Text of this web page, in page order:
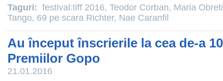
Taguri: festival:tiff 2016, Teodor Corban, Maria
Tango, 69 pe scara Richter, Nae Caranfil
Au început înscrierile la cea de-a
Premiilor Gopo
21.01.2016